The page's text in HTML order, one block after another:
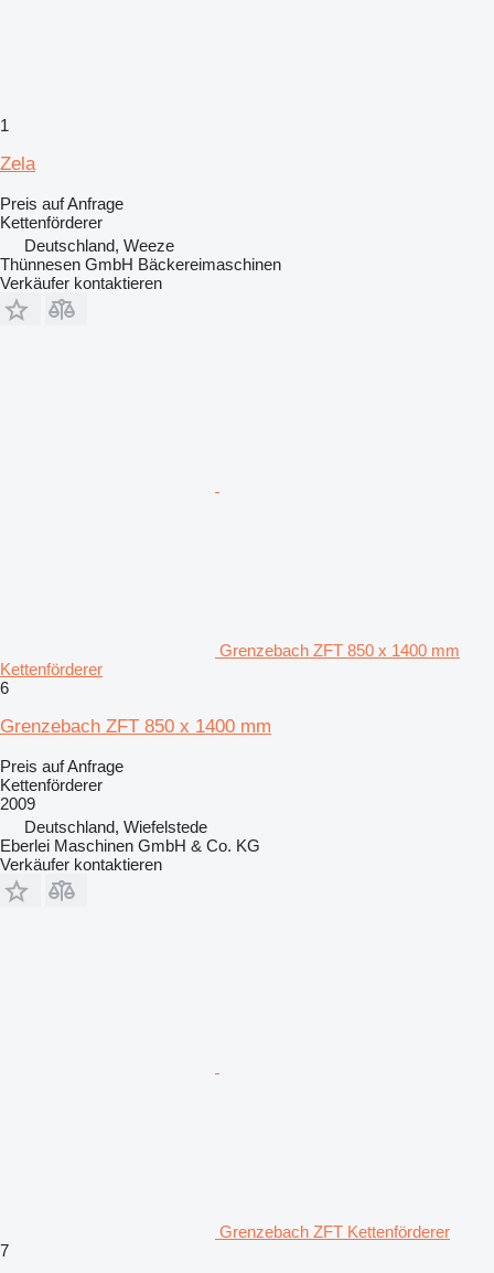
1
Zela
Preis auf Anfrage
Kettenförderer
Deutschland, Weeze
Thünnesen GmbH Bäckereimaschinen
Verkäufer kontaktieren
Grenzebach ZFT 850 x 1400 mm
Kettenförderer
6
Grenzebach ZFT 850 x 1400 mm
Preis auf Anfrage
Kettenförderer
2009
Deutschland, Wiefelstede
Eberlei Maschinen GmbH & Co. KG
Verkäufer kontaktieren
Grenzebach ZFT Kettenförderer
7